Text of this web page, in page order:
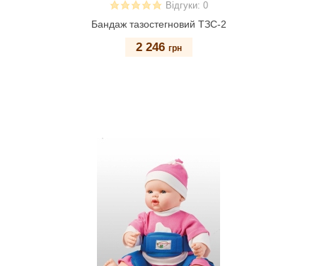
Відгуки: 0
Бандаж тазостегновий ТЗС-2
2 246 грн